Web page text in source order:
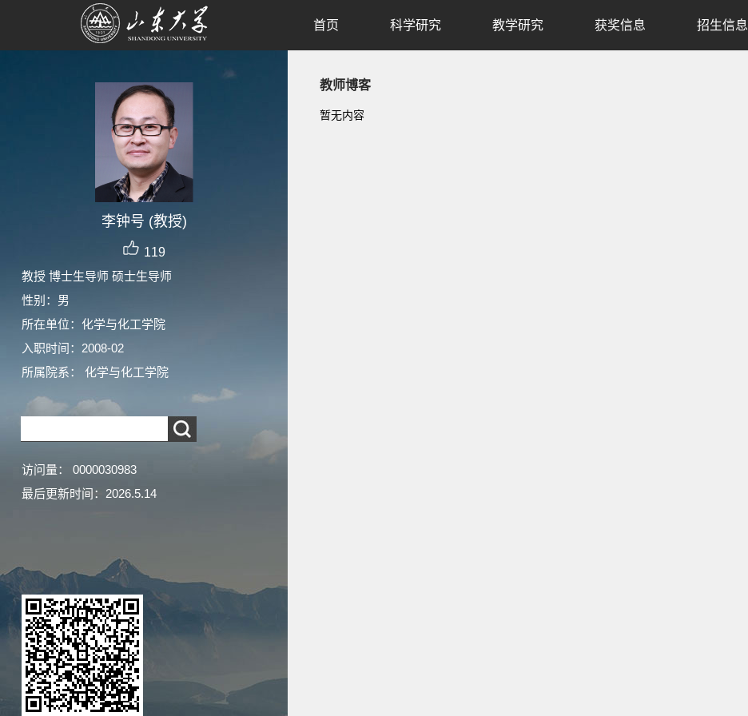
李钟号 (教授)
119
教授 博士生导师 硕士生导师
性别：男
所在单位：化学与化工学院
入职时间：2008-02
所属院系： 化学与化工学院
访问量： 0000030983
最后更新时间： 2026.5.14
首页 科学研究 教学研究 获奖信息 招生信息
教师博客
暂无内容